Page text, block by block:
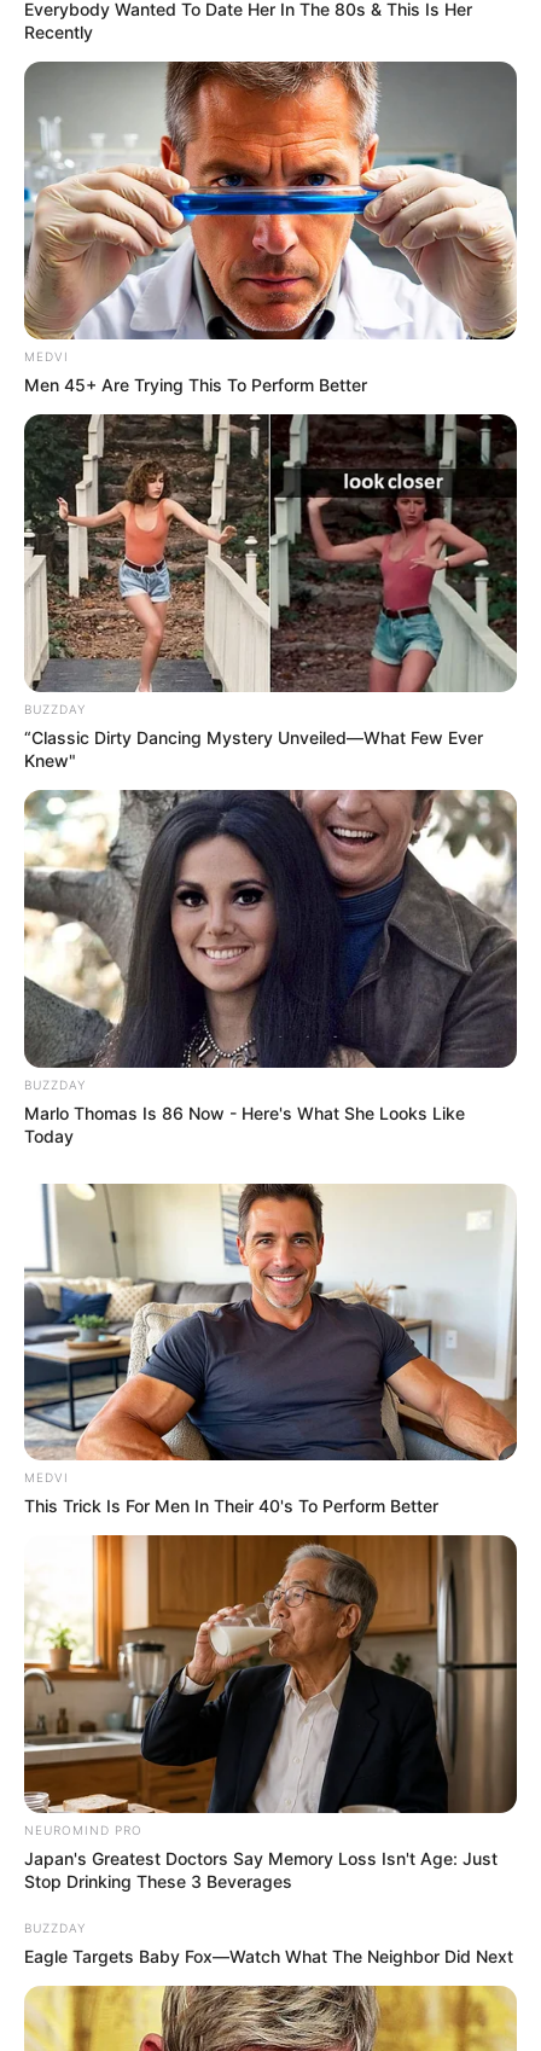
Everybody Wanted To Date Her In The 80s & This Is Her
Recently
MEDVI
Men 45+ Are Trying This To Perform Better
BUZZDAY
“Classic Dirty Dancing Mystery Unveiled—What Few Ever
Knew"
BUZZDAY
Marlo Thomas Is 86 Now - Here's What She Looks Like
Today
MEDVI
This Trick Is For Men In Their 40's To Perform Better
NEUROMIND PRO
Japan's Greatest Doctors Say Memory Loss Isn't Age: Just
Stop Drinking These 3 Beverages
BUZZDAY
Eagle Targets Baby Fox—Watch What The Neighbor Did Next